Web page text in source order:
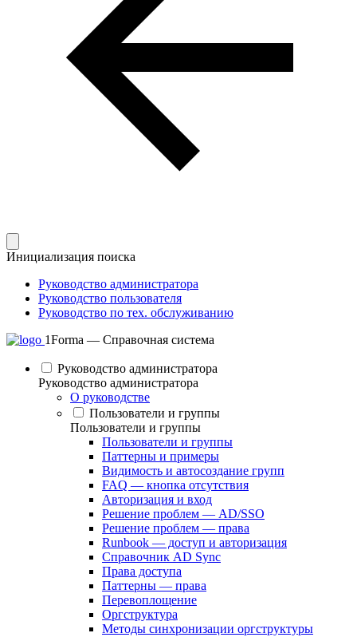
Инициализация поиска
Руководство администратора
Руководство пользователя
Руководство по тех. обслуживанию
1Forma — Справочная система
Руководство администратора
Руководство администратора
О руководстве
Пользователи и группы
Пользователи и группы
Пользователи и группы
Паттерны и примеры
Видимость и автосоздание групп
FAQ — кнопка отсутствия
Авторизация и вход
Решение проблем — AD/SSO
Решение проблем — права
Runbook — доступ и авторизация
Справочник AD Sync
Права доступа
Паттерны — права
Перевоплощение
Оргструктура
Методы синхронизации оргструктуры